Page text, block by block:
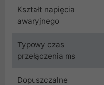
Kształt napięcia
awaryjnego
Typowy czas
przełączenia ms
Dopuszczalne